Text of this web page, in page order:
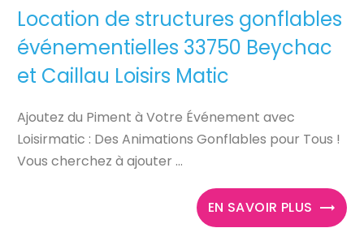
Location de structures gonflables
événementielles 33750 Beychac
et Caillau Loisirs Matic
Ajoutez du Piment à Votre Événement avec
Loisirmatic : Des Animations Gonflables pour Tous !
Vous cherchez à ajouter ...
EN SAVOIR PLUS